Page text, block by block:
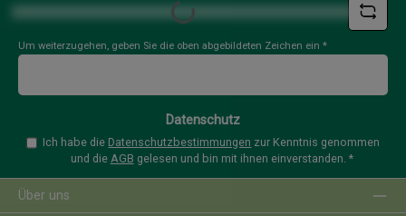
Loading...
Um weiterzugehen, geben Sie die oben abgebildeten Zeichen ein *
Datenschutz
Ich habe die Datenschutzbestimmungen zur Kenntnis genommen
und die AGB gelesen und bin mit ihnen einverstanden. *
Über uns